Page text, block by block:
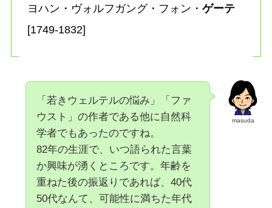
ヨハン・ヴォルフガング・フォン・ ゲーテ
[1749-1832]
masuda
「若きウェルテルの悩み」「ファ
ウスト」の作者である他に自然科
学者でもあったのですね。
82年の生涯で、いつ語られた言葉
か興味が湧くところです。年齢を
重ねた後の振返りであれば、40代
50代なんて、可能性に満ちた年代